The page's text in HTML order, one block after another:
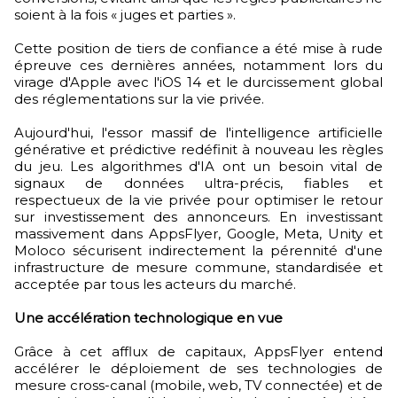
soient à la fois « juges et parties ».
Cette position de tiers de confiance a été mise à rude
épreuve ces dernières années, notamment lors du
virage d'Apple avec l'iOS 14 et le durcissement global
des réglementations sur la vie privée.
Aujourd'hui, l'essor massif de l'intelligence artificielle
générative et prédictive redéfinit à nouveau les règles
du jeu. Les algorithmes d'IA ont un besoin vital de
signaux de données ultra-précis, fiables et
respectueux de la vie privée pour optimiser le retour
sur investissement des annonceurs. En investissant
massivement dans AppsFlyer, Google, Meta, Unity et
Moloco sécurisent indirectement la pérennité d'une
infrastructure de mesure commune, standardisée et
acceptée par tous les acteurs du marché.
Une accélération technologique en vue
Grâce à cet afflux de capitaux, AppsFlyer entend
accélérer le déploiement de ses technologies de
mesure cross-canal (mobile, web, TV connectée) et de